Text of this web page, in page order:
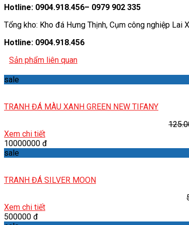
Hotline: 0904.918.456– 0979 902 335
Tổng kho: Kho đá Hưng Thịnh, Cụm công nghiệp
Hotline: 0904.918.456
Sản phẩm liên quan
sale
TRANH ĐÁ MÀU XANH GREEN NEW TIFANY
Xem chi tiết
10000000 đ
sale
TRANH ĐÁ SILVER MOON
Xem chi tiết
500000 đ